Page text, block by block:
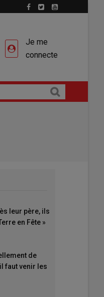
Je me
connecte
leur père, ils
en Fête »
de
faut venir les